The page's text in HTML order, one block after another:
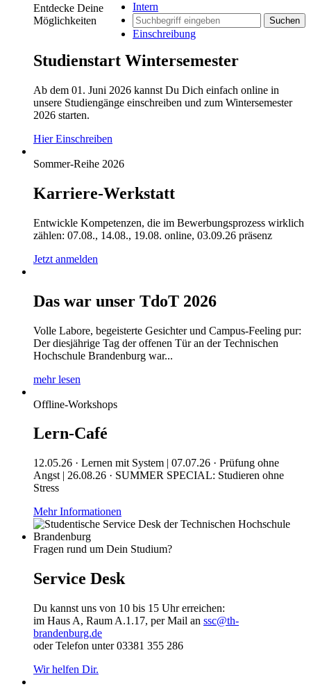
Intern
Suchen
Einschreibung
Entdecke Deine
Möglichkeiten
Studienstart Wintersemester
Ab dem 01. Juni 2026 kannst Du Dich einfach online in
unsere Studiengänge einschreiben und zum Wintersemester
2026 starten.
Hier Einschreiben
Sommer-Reihe 2026
Karriere-Werkstatt
Entwickle Kompetenzen, die im Bewerbungsprozess wirklich
zählen: 07.08., 14.08., 19.08. online, 03.09.26 präsenz
Jetzt anmelden
Das war unser TdoT 2026
Volle Labore, begeisterte Gesichter und Campus-Feeling pur:
Der diesjährige Tag der offenen Tür an der Technischen
Hochschule Brandenburg war...
mehr lesen
Offline-Workshops
Lern-Café
12.05.26 · Lernen mit System | 07.07.26 · Prüfung ohne
Angst | 26.08.26 · SUMMER SPECIAL: Studieren ohne
Stress
Mehr Informationen
Fragen rund um Dein Studium?
Service Desk
Du kannst uns von 10 bis 15 Uhr erreichen:
im Haus A, Raum A.1.17, per Mail an ssc@th-
brandenburg.de
oder Telefon unter 03381 355 286
Wir helfen Dir.